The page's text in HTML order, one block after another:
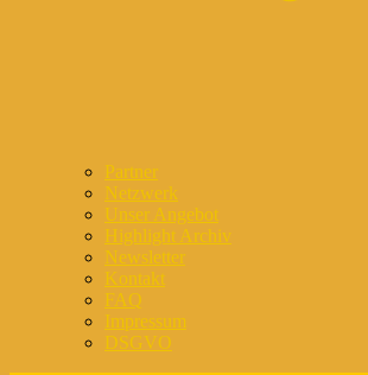
Partner
Netzwerk
Unser Angebot
Highlight Archiv
Newsletter
Kontakt
FAQ
Impressum
DSGVO